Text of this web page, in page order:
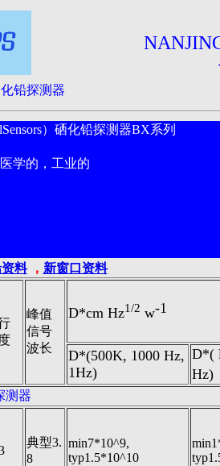
铅探测器
）硒化铅探测器BX系列
学的，工业的
料， 新窗口资料
峰值
信号
波长
D*cm Hz1/2 w-1
D*(500K, 1000 Hz,
1Hz)
D*(
Hz)
测器
典型3.
8
min7*10^9,
typ1.5*10^10